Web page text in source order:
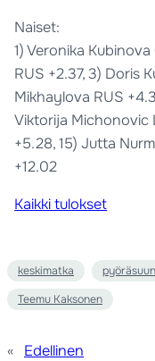
Naiset:
1) Veronika
RUS +2.37, 3) Doris
Mikhaylova RUS
Viktorija Michonovic
+5.28, 15) Jutta
+12.02
Kaikki tulokset
keskimatka
Teemu Kaksonen
«
Edellinen